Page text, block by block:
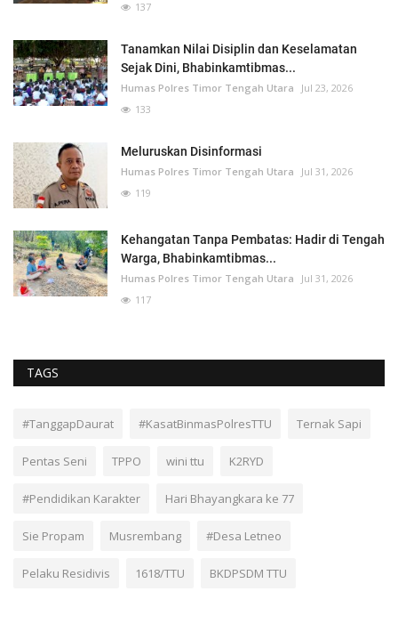
137
Tanamkan Nilai Disiplin dan Keselamatan
Sejak Dini, Bhabinkamtibmas...
Humas Polres Timor Tengah Utara
Jul 23, 2026
133
Meluruskan Disinformasi
Humas Polres Timor Tengah Utara
Jul 31, 2026
119
Kehangatan Tanpa Pembatas: Hadir di Tengah
Warga, Bhabinkamtibmas...
Humas Polres Timor Tengah Utara
Jul 31, 2026
117
TAGS
#TanggapDaurat #KasatBinmasPolresTTU Ternak Sapi
Pentas Seni TPPO wini ttu K2RYD
#Pendidikan Karakter Hari Bhayangkara ke 77
Sie Propam Musrembang #Desa Letneo
Pelaku Residivis 1618/TTU BKDPSDM TTU